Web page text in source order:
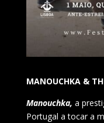
MANOUCHKA &
Manouchka, a
Portugal a tocar a